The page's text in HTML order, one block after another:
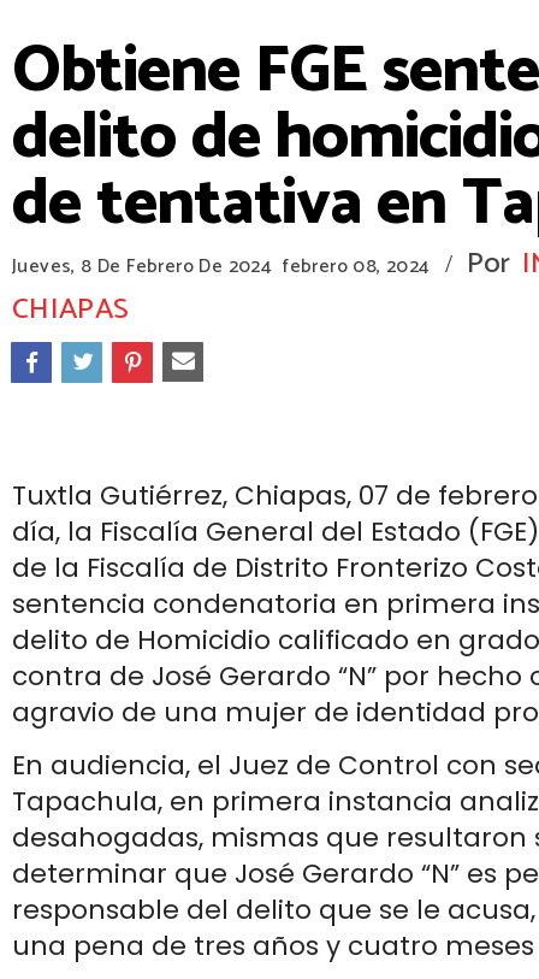
Obtiene FGE
delito de
de tentativa en
Jueves, 8 De Febrero De 2024 febrero 08, 2024 / Por
CHIAPAS
Tuxtla Gutiérrez, Chiapas, 07 de
día, la Fiscalía General del Estado
de la Fiscalía de Distrito Fronterizo
sentencia condenatoria en primera
delito de Homicidio calificado en
contra de José Gerardo “N” por hecho
agravio de una mujer de identidad
En audiencia, el Juez de Control con
Tapachula, en primera instancia
desahogadas, mismas que resultaron
determinar que José Gerardo “N” es
responsable del delito que se le
una pena de tres años y cuatro